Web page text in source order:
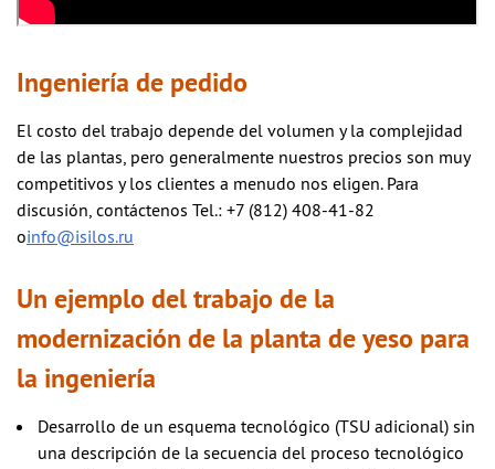
Ingeniería de pedido
El costo del trabajo depende del volumen y la complejidad
de las plantas, pero generalmente nuestros precios son muy
competitivos y los clientes a menudo nos eligen. Para
discusión, contáctenos Tel.: +7 (812) 408-41-82
oinfo@isilos.ru
Un ejemplo del trabajo de la
modernización de la planta de yeso para
la ingeniería
Desarrollo de un esquema tecnológico (TSU adicional) sin
una descripción de la secuencia del proceso tecnológico